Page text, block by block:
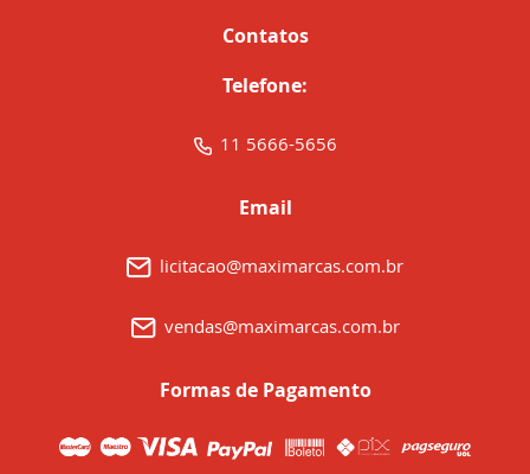
Contatos
Telefone:
11 5666-5656
Email
licitacao@maximarcas.com.br
vendas@maximarcas.com.br
Formas de Pagamento